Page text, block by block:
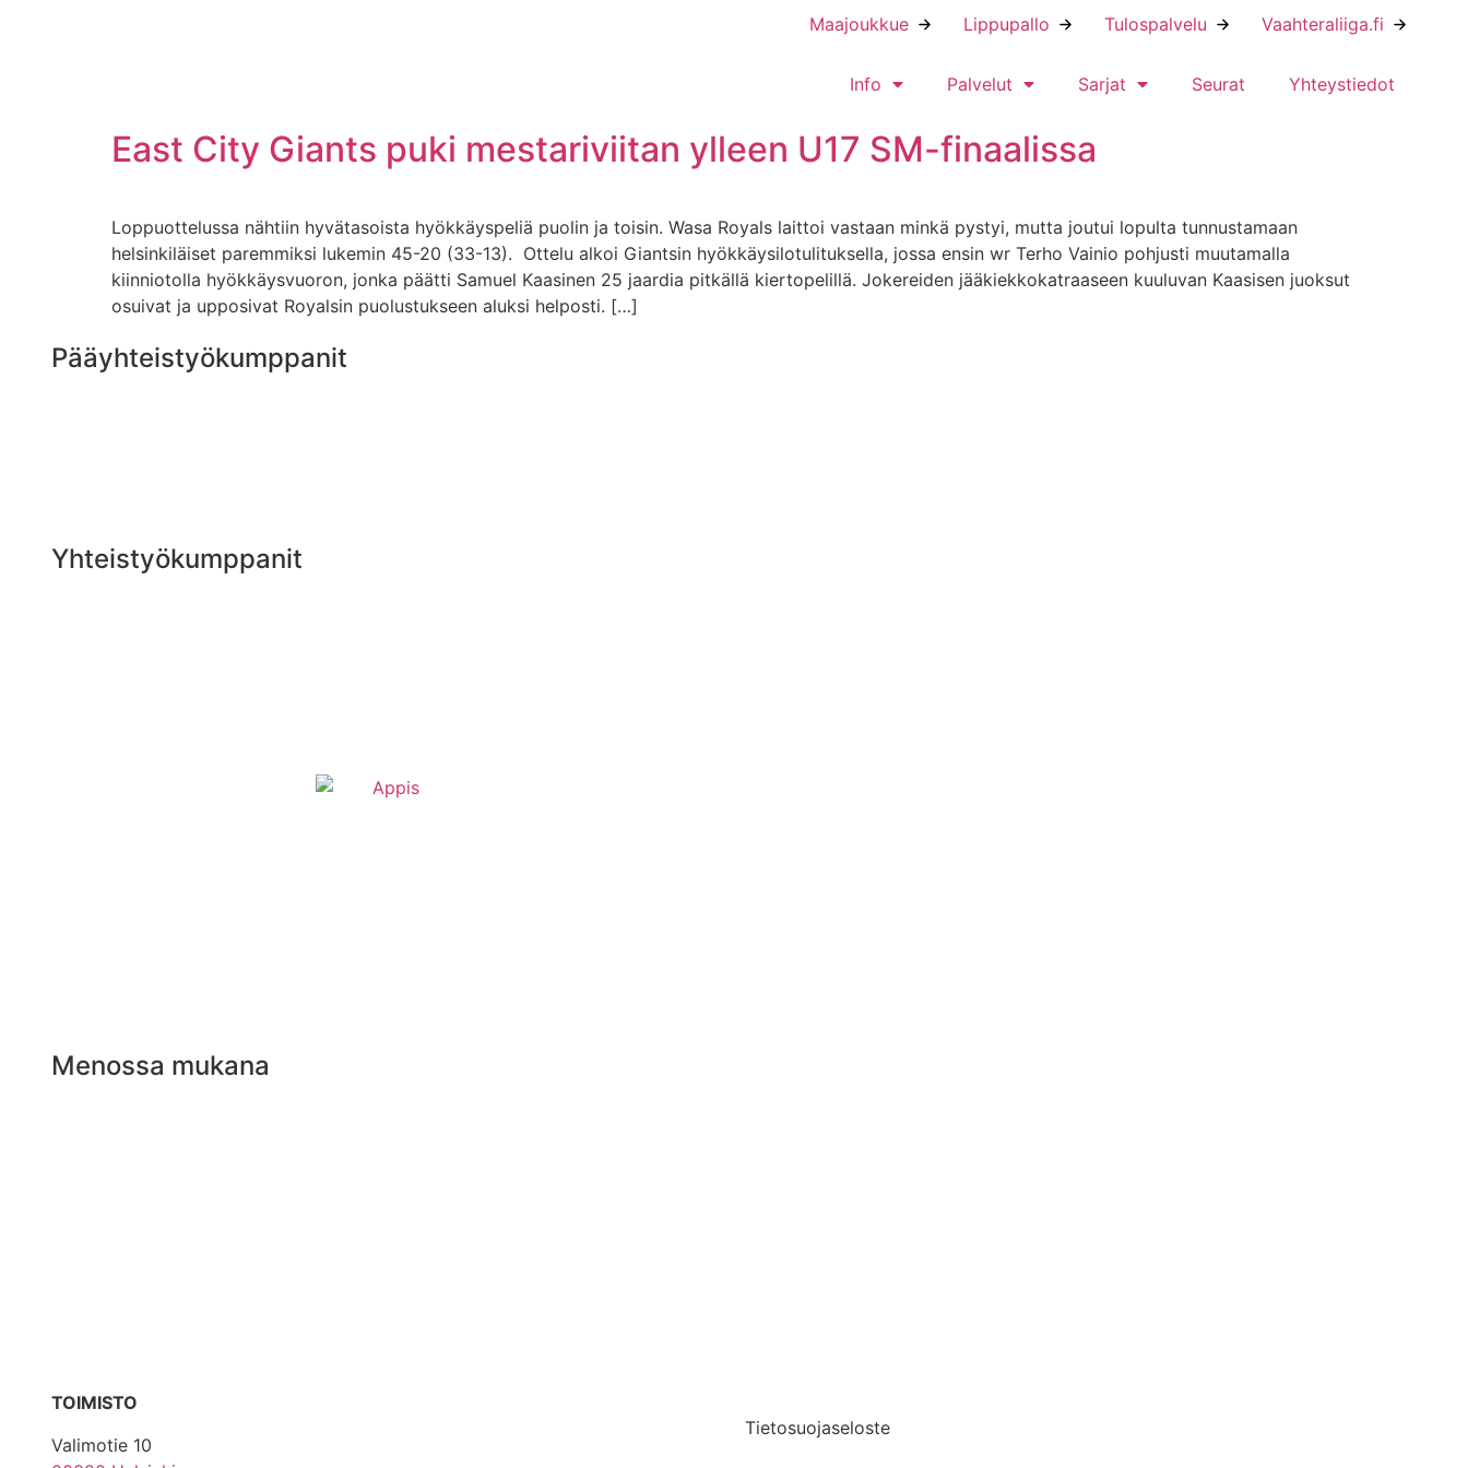
Maajoukkue Lippupallo Tulospalvelu Vaahteraliiga.fi
Info Palvelut Sarjat Seurat Yhteystiedot
East City Giants puki mestariviitan ylleen U17 SM-finaalissa
Loppuottelussa nähtiin hyvätasoista hyökkäyspeliä puolin ja toisin. Wasa Royals laittoi vastaan minkä pystyi, mutta joutui lopulta tunnustamaan
helsinkiläiset paremmiksi lukemin 45-20 (33-13). Ottelu alkoi Giantsin hyökkäysilotulituksella, jossa ensin wr Terho Vainio pohjusti muutamalla
kiinniotolla hyökkäysvuoron, jonka päätti Samuel Kaasinen 25 jaardia pitkällä kiertopelillä. Jokereiden jääkiekkokatraaseen kuuluvan Kaasisen juoksut
osuivat ja upposivat Royalsin puolustukseen aluksi helposti. […]
Pääyhteistyökumppanit
Yhteistyökumppanit
Menossa mukana
TOIMISTO
Valimotie 10
Tietosuojaseloste